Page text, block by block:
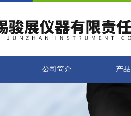
公司简介 产